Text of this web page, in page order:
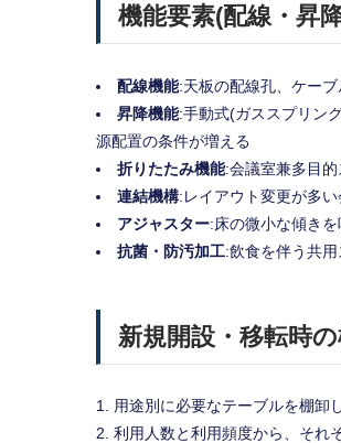
機能要素(配線・昇
配線機能:天板の配線孔、ケー
昇降機能:手動式(ガススプリン
源配置の条件が増える
折りたたみ機能:会議室兼多目
連結機構:レイアウト変更が多
アジャスター:床の微小な傾き
抗菌・防汚加工:飲食を伴う共
新規開設・移転時
用途別に必要なテーブルを棚卸
利用人数と利用頻度から、それ